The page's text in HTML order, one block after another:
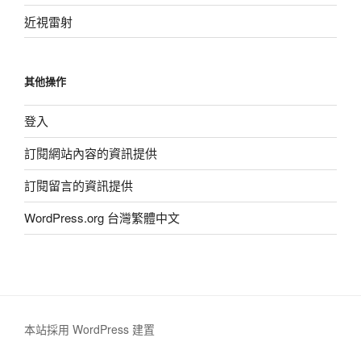
近視雷射
其他操作
登入
訂閱網站內容的資訊提供
訂閱留言的資訊提供
WordPress.org 台灣繁體中文
本站採用 WordPress 建置